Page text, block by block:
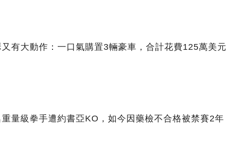
有大動作：一口氣購置3輛豪車，合計花費125萬美元
量級拳手遭約書亞KO，如今因藥檢不合格被禁賽2年